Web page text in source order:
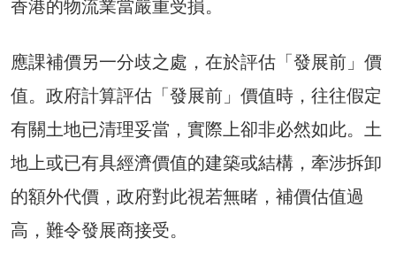
香港的物流業當嚴重受損。
應課補價另一分歧之處，在於評估「發展前」價
值。政府計算評估「發展前」價值時，往往假定
有關土地已清理妥當，實際上卻非必然如此。土
地上或已有具經濟價值的建築或結構，牽涉拆卸
的額外代價，政府對此視若無睹，補價估值過
高，難令發展商接受。